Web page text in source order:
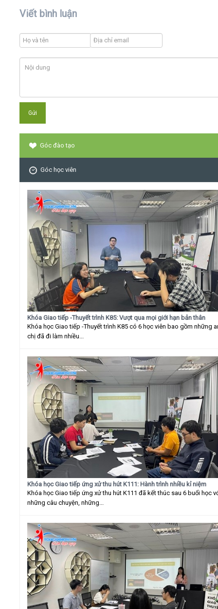
Viết bình luận
Góc đào tạo
Góc học viên
Khóa Giao tiếp -Thuyết trình K85: Vượt qua mọi giới hạn bản thân
Khóa học Giao tiếp -Thuyết trình K85 có 6 học viên bao gồm những
chị đã đi làm nhiều...
Khóa học Giao tiếp ứng xử thu hút K111: Hành trình nhiều kỉ niệm
Khóa học Giao tiếp ứng xử thu hút K111 đã kết thúc sau 6 buổi học
những câu chuyện, những...